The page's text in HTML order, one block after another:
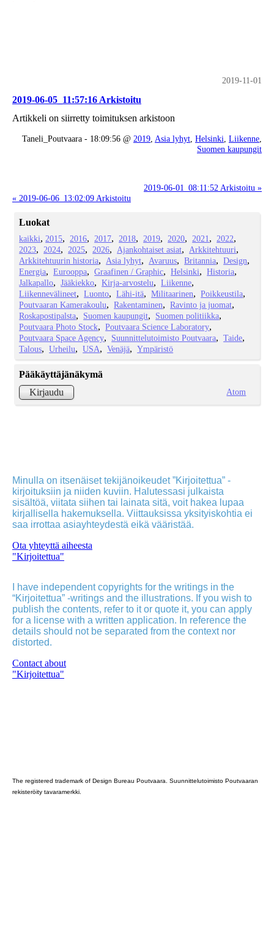
2019-11-01
2019-06-05_11:57:16 Arkistoitu
Artikkeli on siirretty toimituksen arkistoon
Taneli_Poutvaara - 18:09:56 @ 2019 Asia lyhyt Helsinki Liikenne
Suomen kaupungit
2019-06-01_08:11:52 Arkistoitu »
« 2019-06-06_13:02:09 Arkistoitu
Luokat
kaikki 2015 2016 2017 2018 2019 2020 2021
2022
2023
2024 2025 2026 Ajankohtaiset asiat
Arkkitehtuuri
Arkkitehtuurin historia
Asia lyhyt Avaruus Britannia
Design
Energia
Eurooppa Graafinen / Graphic Helsinki
Historia
Jalkapallo
Jääkiekko Kirja-arvostelu
Liikenne
Liikennevälineet
Luonto Lähi-itä Militaarinen
Poikkeustila
Poutvaaran Kamerakoulu
Rakentaminen
Ravinto ja juomat
Roskapostipalsta
Suomen kaupungit
Suomen politiikka
Poutvaara Photo Stock
Poutvaara Science Laboratory
Poutvaara Space Agency
Suunnittelutoimisto Poutvaara
Taide
Talous
Urheilu USA Venäjä Ympäristö
Pääkäyttäjänäkymä
Kirjaudu
Atom
Minulla on itsenäiset tekijänoikeudet ”Kirjoitettua” -
kirjoituksiin ja niiden kuviin. Halutessasi julkaista
sisältöä, viitata siihen tai lainata sitä, voit hakea lupaa
kirjallisella hakemuksella. Viittauksissa yksityiskohtia ei
saa irrottaa asiayhteydestä eikä vääristää.
Ota yhteyttä aiheesta
"Kirjoitettua"
I have independent copyrights for the writings in the
“Kirjoitettua” -writings and the illustrations. If you wish to
publish the contents, refer to it or quote it, you can apply
for a license with a written application. In reference the
details should not be separated from the context nor
distorted.
Contact about
"Kirjoitettua"
The registered trademark of Design Bureau Poutvaara. Suunnittelutoimisto Poutvaaran
rekisteröity tavaramerkki.